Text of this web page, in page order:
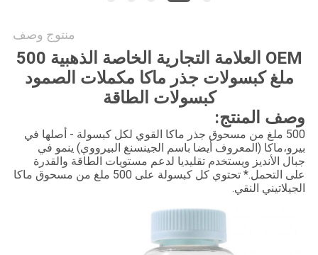
منتوج وصف
OEM العلامة التجارية الخاصة الذهبية 500
ملغ كبسولات جذر ماكا مكملات الصمود
كبسولات الطاقة
وصف المنتج:
500 ملغ من مسحوق جذر ماكا القوي لكل كبسولة - أصلها في
بيرو،ماكا (المعروف أيضا باسم الجينسنغ البيرووي) ينمو في
جبال الأنديز ويستخدم تقليديا لدعم مستويات الطاقة والقدرة
على التحمل.* تحتوي كل كبسولة على 500 ملغ من مسحوق ماكا
الجيلاتيني النقي.